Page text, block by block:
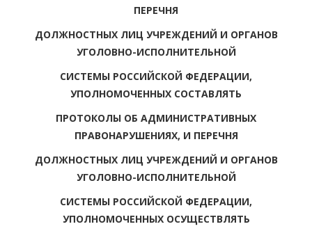
ПЕРЕЧНЯ
ДОЛЖНОСТНЫХ ЛИЦ УЧРЕЖДЕНИЙ И ОРГАНОВ
УГОЛОВНО-ИСПОЛНИТЕЛЬНОЙ
СИСТЕМЫ РОССИЙСКОЙ ФЕДЕРАЦИИ,
УПОЛНОМОЧЕННЫХ СОСТАВЛЯТЬ
ПРОТОКОЛЫ ОБ АДМИНИСТРАТИВНЫХ
ПРАВОНАРУШЕНИЯХ, И ПЕРЕЧНЯ
ДОЛЖНОСТНЫХ ЛИЦ УЧРЕЖДЕНИЙ И ОРГАНОВ
УГОЛОВНО-ИСПОЛНИТЕЛЬНОЙ
СИСТЕМЫ РОССИЙСКОЙ ФЕДЕРАЦИИ,
УПОЛНОМОЧЕННЫХ ОСУЩЕСТВЛЯТЬ